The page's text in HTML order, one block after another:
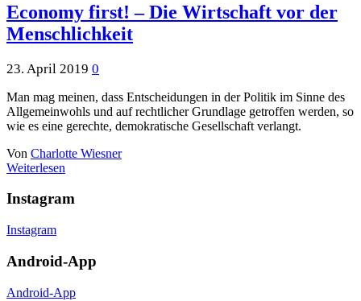
Economy first! – Die Wirtschaft vor der
Menschlichkeit
23. April 2019 0
Man mag meinen, dass Entscheidungen in der Politik im Sinne des
Allgemeinwohls und auf rechtlicher Grundlage getroffen werden, so
wie es eine gerechte, demokratische Gesellschaft verlangt.
Von Charlotte Wiesner
Weiterlesen
Instagram
Instagram
Android-App
Android-App